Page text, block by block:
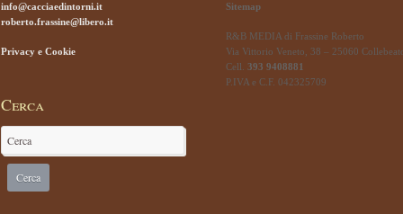
info@cacciaedintorni.it
roberto.frassine@libero.it
Privacy e Cookie
Cerca
Sitemap
R&B MEDIA di Frassine Roberto
Via Vittorio Veneto, 38 – 25060
Cell. 393 9408881
P.IVA e C.F. 042325709